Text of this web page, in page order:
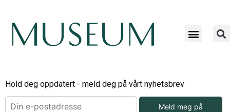
Hold deg oppdatert - meld deg på vårt nyhetsbrev
Meld meg på